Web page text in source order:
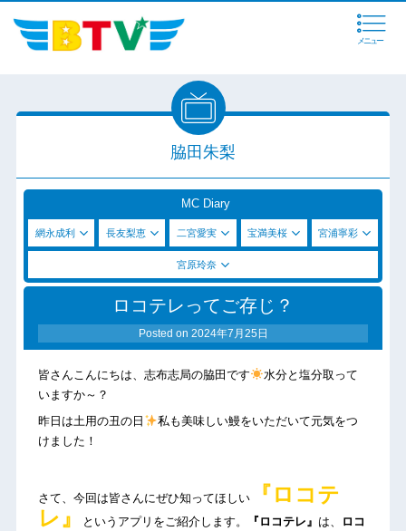
メニュー
脇田朱梨
MC Diary
網永成利 長友梨恵 二宮愛実 宝満美桜 宮浦寧彩
宮原玲奈
ロコテレってご存じ？
Posted on 2024年7月25日
皆さんこんにちは、志布志局の脇田です
水分と塩分取って
いますか～？
昨日は土用の丑の日
私も美味しい鰻をいただいて元気をつ
けました！
さて、今回は皆さんにぜひ知ってほしい『ロコテ
レ』
というアプリをご紹介します。 『ロコテレ』 は、
ロコ